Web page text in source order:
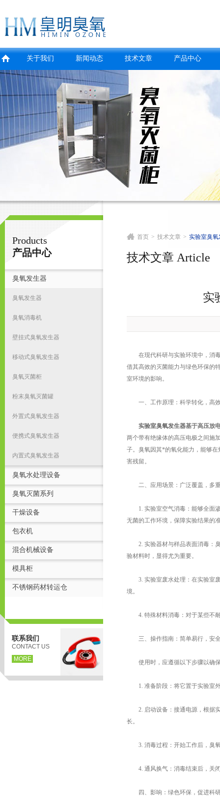
南京皇明臭氧机电设备厂
关于我们 新闻动态 技术文章 产品中心
Products
产品中心
臭氧发生器
臭氧发生器
臭氧消毒机
壁挂式臭氧发生器
移动式臭氧发生器
臭氧灭菌柜
粉末臭氧灭菌罐
外置式臭氧发生器
便携式臭氧发生器
内置式臭氧发生器
臭氧水处理设备
臭氧灭菌系列
干燥设备
包衣机
混合机械设备
模具柜
不锈钢药材转运仓
联系我们
CONTACT US
MORE
首页 > 技术文章 > 实验室臭
技术文章 Article
实
在现代科研与实验环境中，消毒
借其高效的灭菌能力与绿色环保的
室环境的影响。
一、工作原理：科学转化，高
实验室臭氧发生器基于高压放
两个带有绝缘体的高压电极之间施
子。臭氧因其*的氧化能力，能够
害残留。
二、应用场景：广泛覆盖，多
1. 实验室空气消毒：能够全面渗
无菌的工作环境，保障实验结果的
2. 实验器材与样品表面消毒：臭
验材料时，显得尤为重要。
3. 实验室废水处理：在实验室废
境。
4. 特殊材料消毒：对于某些不耐
三、操作指南：简单易行，安
使用时，应遵循以下步骤以确
1. 准备阶段：将它置于实验室外
2. 启动设备：接通电源，根据实
长。
3. 消毒过程：开始工作后，臭氧
4. 通风换气：消毒结束后，关闭
四、影响：绿色环保，促进科